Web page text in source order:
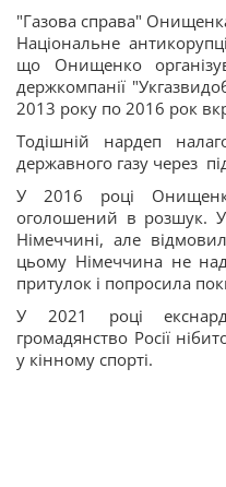
"Газова справа"
Національне
що Онищенко
держкомпанії
2013 року по 2016 рок
Тодішній нардеп
державного газу через
У 2016 році
оголошений в розшук.
Німеччині, але
цьому Німеччина не
притулок і попросила
У 2021 році
громадянство Росії
у кінному спорті.